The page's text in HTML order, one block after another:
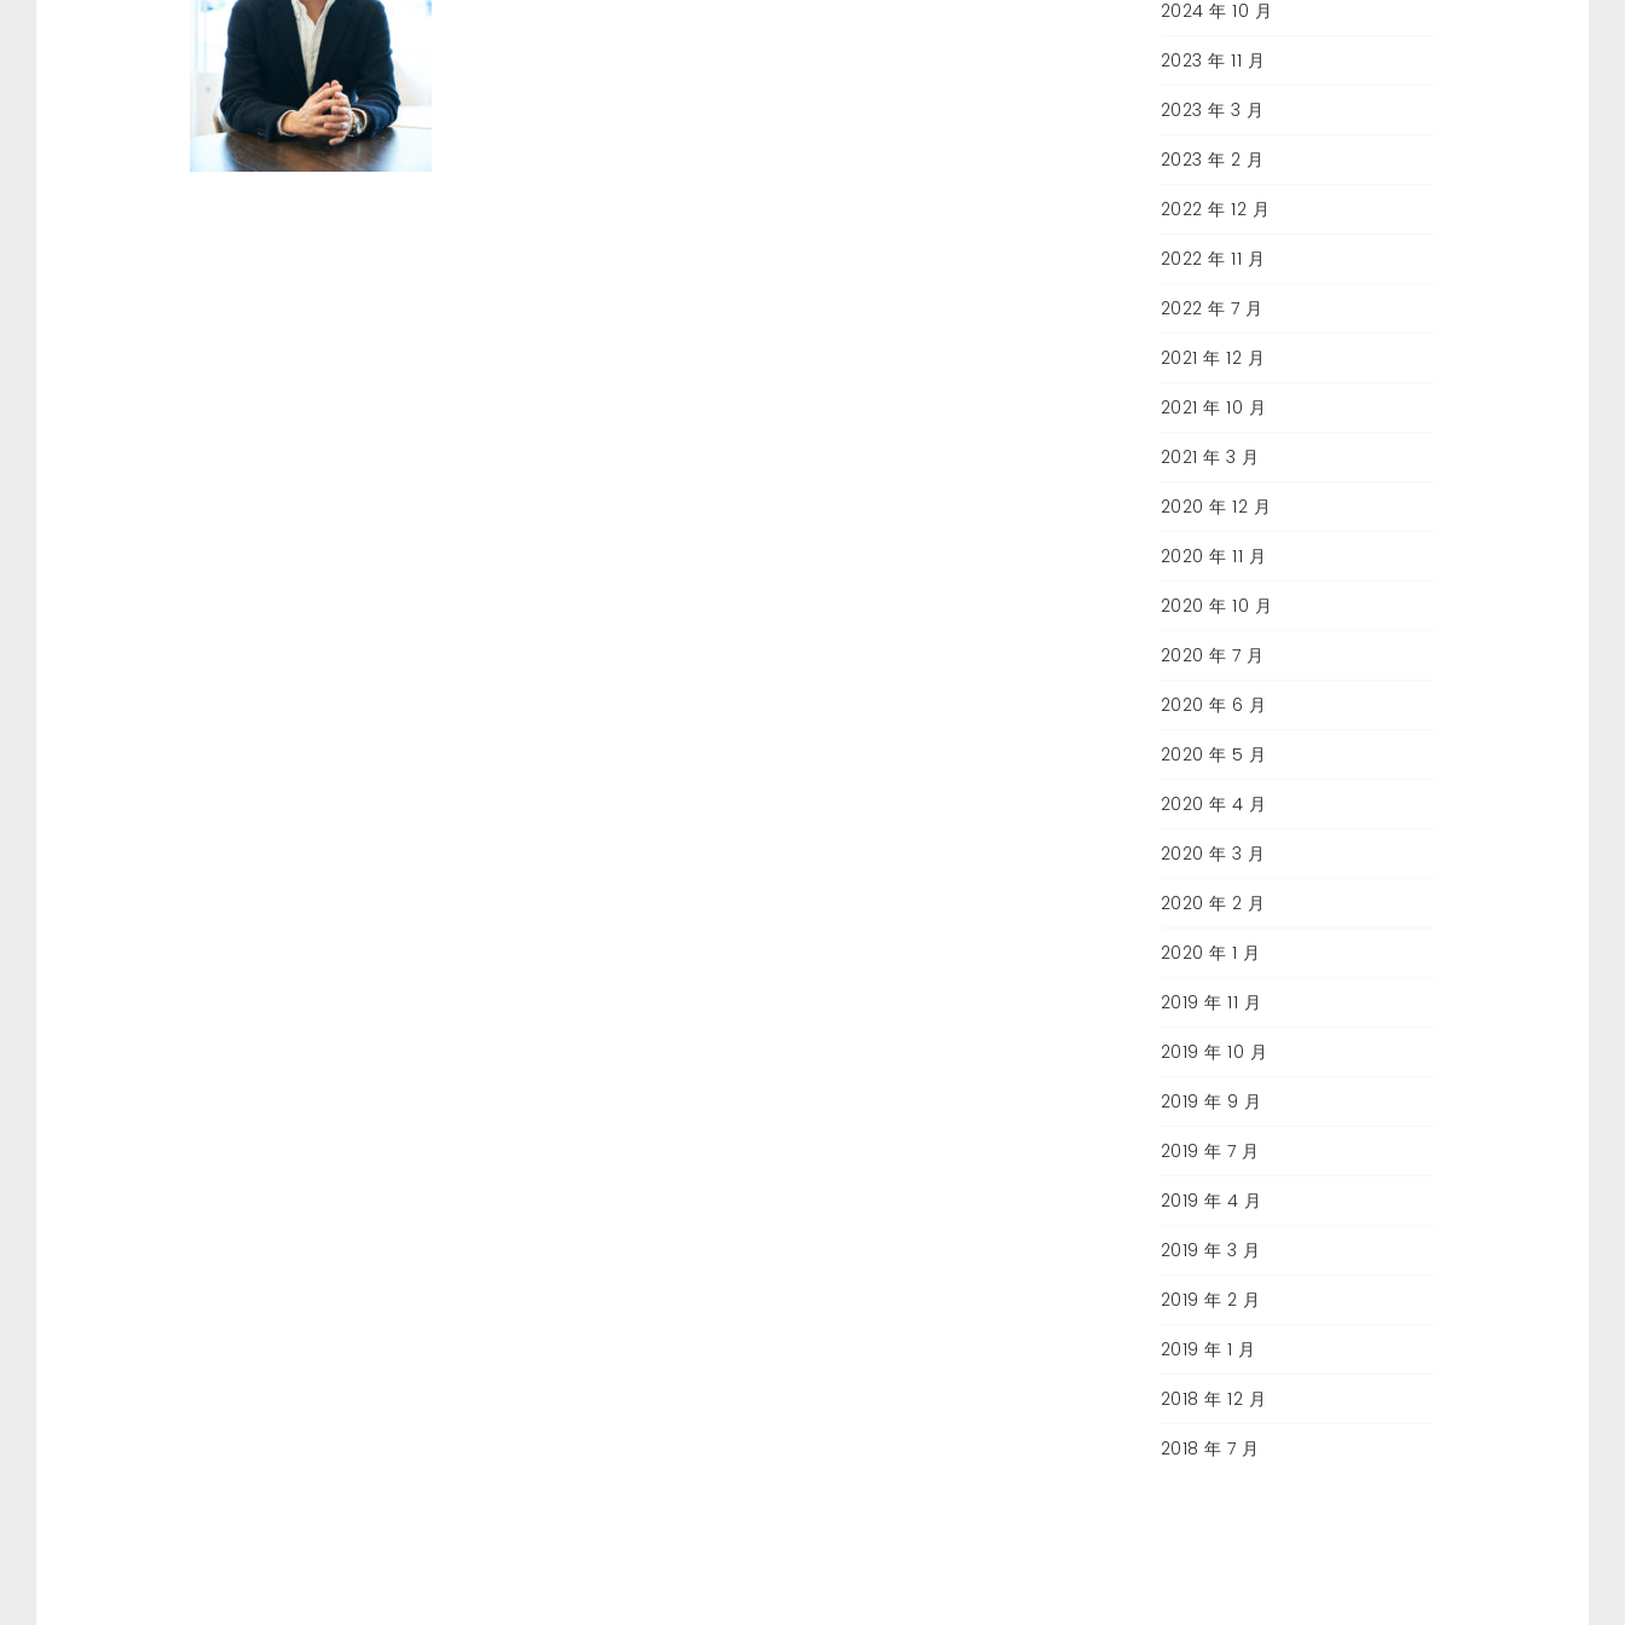
2024 年 10 月
2023 年 11 月
2023 年 3 月
2023 年 2 月
2022 年 12 月
2022 年 11 月
2022 年 7 月
2021 年 12 月
2021 年 10 月
2021 年 3 月
2020 年 12 月
2020 年 11 月
2020 年 10 月
2020 年 7 月
2020 年 6 月
2020 年 5 月
2020 年 4 月
2020 年 3 月
2020 年 2 月
2020 年 1 月
2019 年 11 月
2019 年 10 月
2019 年 9 月
2019 年 7 月
2019 年 4 月
2019 年 3 月
2019 年 2 月
2019 年 1 月
2018 年 12 月
2018 年 7 月